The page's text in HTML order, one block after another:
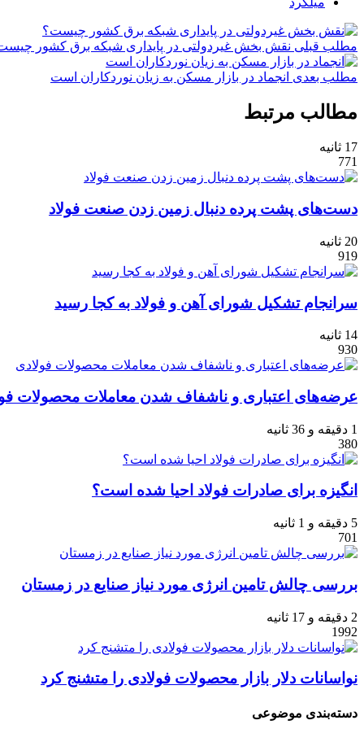
مطلب قبلی نقش‌ بخش غیردولتی در پایداری شبکه برق کشور
مطلب بعدی انجماد در بازار مسکن به زیان نوردکاران است
مطالب مرتبط
17 ثانیه
771
دست‌های پشت پرده دنبال زمین زدن صنعت فولاد
20 ثانیه
919
سرانجام تشکیل شورای آهن و فولاد به کجا رسید
14 ثانیه
930
عرضه‌های اعتباری و ناشفاف شدن معاملات محصولات
1 دقیقه و 36 ثانیه
380
انگیزه برای صادرات فولاد احیا شده است؟
5 دقیقه و 1 ثانیه
701
بررسی چالش تامین انرژی مورد نیاز صنایع در زمستان
2 دقیقه و 17 ثانیه
1992
نواسانات دلار بازار محصولات فولادی را متشنج کرد
دسته‌بندی موضوعی